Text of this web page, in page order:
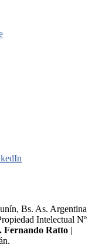
Bs. As. Argentina
Intelectual Nº
Fernando Ratto |